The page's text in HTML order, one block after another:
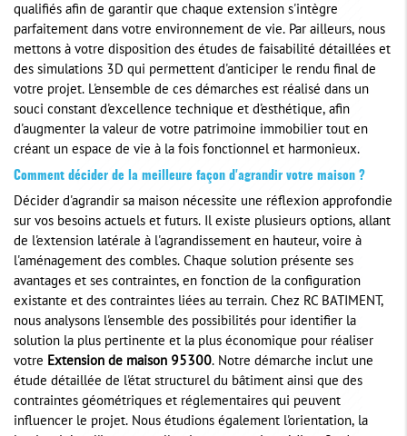
qualifiés afin de garantir que chaque extension s'intègre
parfaitement dans votre environnement de vie. Par ailleurs, nous
mettons à votre disposition des études de faisabilité détaillées et
des simulations 3D qui permettent d'anticiper le rendu final de
votre projet. L'ensemble de ces démarches est réalisé dans un
souci constant d'excellence technique et d'esthétique, afin
d'augmenter la valeur de votre patrimoine immobilier tout en
créant un espace de vie à la fois fonctionnel et harmonieux.
Comment décider de la meilleure façon d'agrandir votre maison ?
Décider d'agrandir sa maison nécessite une réflexion approfondie
sur vos besoins actuels et futurs. Il existe plusieurs options, allant
de l'extension latérale à l'agrandissement en hauteur, voire à
l'aménagement des combles. Chaque solution présente ses
avantages et ses contraintes, en fonction de la configuration
existante et des contraintes liées au terrain. Chez RC BATIMENT,
nous analysons l'ensemble des possibilités pour identifier la
solution la plus pertinente et la plus économique pour réaliser
votre
Extension de maison 95300. Notre démarche inclut une
étude détaillée de l'état structurel du bâtiment ainsi que des
contraintes géométriques et réglementaires qui peuvent
influencer le projet. Nous étudions également l'orientation, la